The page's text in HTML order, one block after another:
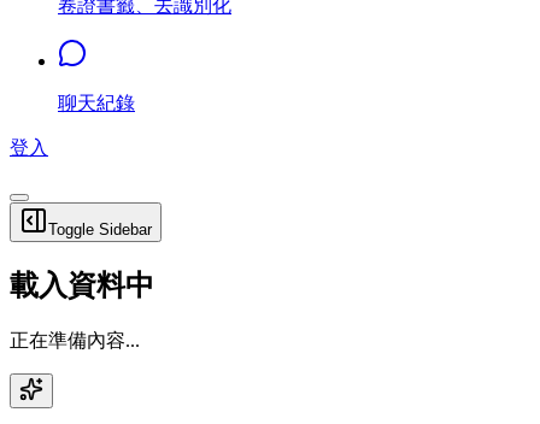
卷證書籤、去識別化
聊天紀錄
登入
Toggle Sidebar
載入資料中
正在準備內容...